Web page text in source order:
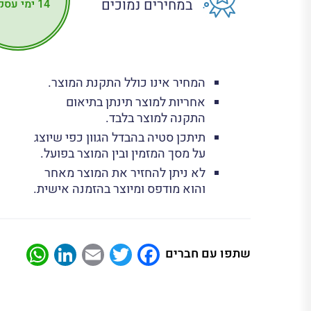
במחירים נמוכים 14 ימי עסקים
המחיר אינו כולל התקנת המוצר.
אחריות למוצר תינתן בתיאום
התקנה למוצר בלבד.
תיתכן סטיה בהבדל הגוון כפי שיוצג
על מסך המזמין ובין המוצר בפועל.
לא ניתן להחזיר את המוצר מאחר
והוא מודפס ומיוצר בהזמנה אישית.
שתפו עם חברים Facebook
Twitter
Email